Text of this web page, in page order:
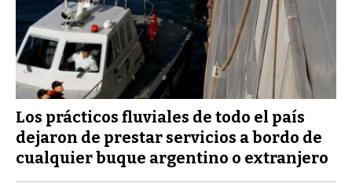
Los prácticos fluviales de todo el país
dejaron de prestar servicios a bordo de
cualquier buque argentino o extranjero